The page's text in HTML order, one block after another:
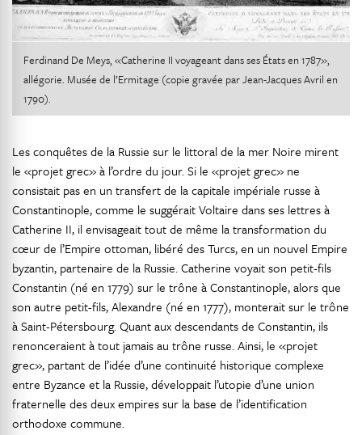
Ferdinand De Meys, «Catherine II voyageant dans ses États en 1787»,
allégorie. Musée de l’Ermitage (copie gravée par Jean-Jacques Avril en
1790).
Les conquêtes de la Russie sur le littoral de la mer Noire mirent
le «projet grec» à l’ordre du jour. Si le «projet grec» ne
consistait pas en un transfert de la capitale impériale russe à
Constantinople, comme le suggérait Voltaire dans ses lettres à
Catherine II, il envisageait tout de même la transformation du
cœur de l’Empire ottoman, libéré des Turcs, en un nouvel Empire
byzantin, partenaire de la Russie. Catherine voyait son petit-fils
Constantin (né en 1779) sur le trône à Constantinople, alors que
son autre petit-fils, Alexandre (né en 1777), monterait sur le trône
à Saint-Pétersbourg. Quant aux descendants de Constantin, ils
renonceraient à tout jamais au trône russe. Ainsi, le «projet
grec», partant de l’idée d’une continuité historique complexe
entre Byzance et la Russie, développait l’utopie d’une union
fraternelle des deux empires sur la base de l’identification
orthodoxe commune.